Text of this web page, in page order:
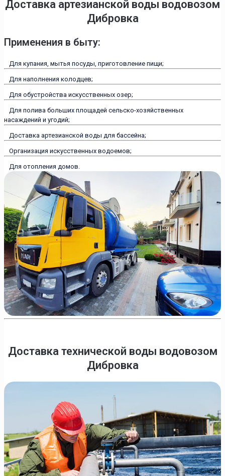
Доставка артезианской воды водовозом
Дибровка
Применения в быту:
Для купания, мытья посуды, приготовление пищи;
Для наполнения колодцев;
Для обустройства искусственных озер;
Для полива больших площадей сельско-хозяйственных
насаждений и угодий;
Доставка артезианской воды для бассейна;
Организация искусственных водоемов;
Для отопления домов.
Доставка технической воды водовозом
Дибровка